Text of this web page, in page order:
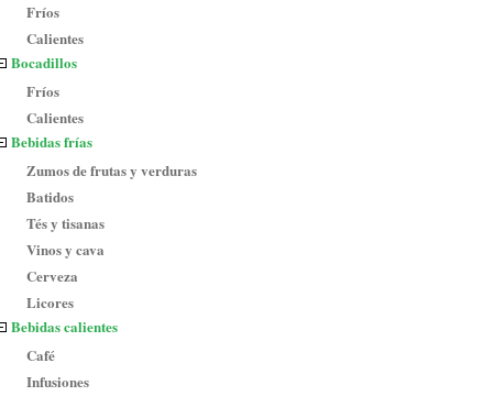
Fríos
Calientes
Bocadillos
Fríos
Calientes
Bebidas frías
Zumos de frutas y verduras
Batidos
Tés y tisanas
Vinos y cava
Cerveza
Licores
Bebidas calientes
Café
Infusiones